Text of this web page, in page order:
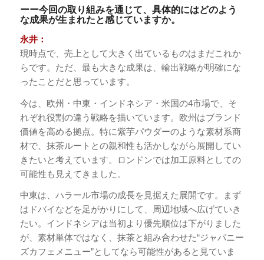
ーー今回の取り組みを通じて、具体的にはどのよう
な成果が生まれたと感じていますか。
永井：
現時点で、売上として大きく出ているものはまだこれか
らです。ただ、最も大きな成果は、輸出戦略が明確にな
ったことだと思っています。
今は、欧州・中東・インドネシア・米国の4市場で、そ
れぞれ役割の違う戦略を描いています。欧州はブランド
価値を高める拠点。特に紫芋パウダーのような素材系商
材で、抹茶ルートとの親和性も活かしながら展開してい
きたいと考えています。ロンドンでは加工原料としての
可能性も見えてきました。
中東は、ハラール市場の成長を見据えた展開です。まず
はドバイなどを足がかりにして、周辺地域へ広げていき
たい。インドネシアは当初より優先順位は下がりました
が、素材単体ではなく、抹茶と組み合わせた“ジャパニー
ズカフェメニュー”としてなら可能性があると見ていま